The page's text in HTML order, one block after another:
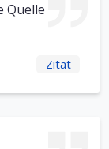
Quelle
Zitat